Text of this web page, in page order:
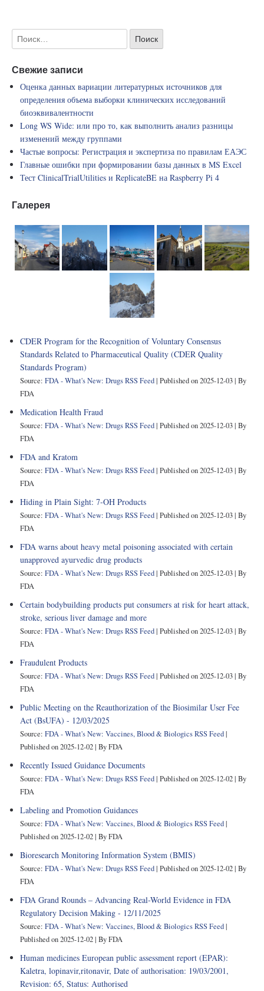
Свежие записи
Оценка данных вариации литературных источников для
определения объема выборки клинических исследований
биоэквивалентности
Long WS Wide: или про то, как выполнить анализ разницы
изменений между группами
Частые вопросы: Регистрация и экспертиза по правилам ЕАЭС
Главные ошибки при формировании базы данных в MS Excel
Тест ClinicalTrialUtilities и ReplicateBE на Raspberry Pi 4
Галерея
CDER Program for the Recognition of Voluntary Consensus
Standards Related to Pharmaceutical Quality (CDER Quality
Standards Program)
Source: FDA - What's New: Drugs RSS Feed Published on 2025-12-03 By
FDA
Medication Health Fraud
Source: FDA - What's New: Drugs RSS Feed Published on 2025-12-03 By
FDA
FDA and Kratom
Source: FDA - What's New: Drugs RSS Feed Published on 2025-12-03 By
FDA
Hiding in Plain Sight: 7-OH Products
Source: FDA - What's New: Drugs RSS Feed Published on 2025-12-03 By
FDA
FDA warns about heavy metal poisoning associated with certain
unapproved ayurvedic drug products
Source: FDA - What's New: Drugs RSS Feed Published on 2025-12-03 By
FDA
Certain bodybuilding products put consumers at risk for heart attack,
stroke, serious liver damage and more
Source: FDA - What's New: Drugs RSS Feed Published on 2025-12-03 By
FDA
Fraudulent Products
Source: FDA - What's New: Drugs RSS Feed Published on 2025-12-03 By
FDA
Public Meeting on the Reauthorization of the Biosimilar User Fee
Act (BsUFA) - 12/03/2025
Source: FDA - What's New: Vaccines, Blood & Biologics RSS Feed
Published on 2025-12-02 By FDA
Recently Issued Guidance Documents
Source: FDA - What's New: Drugs RSS Feed Published on 2025-12-02 By
FDA
Labeling and Promotion Guidances
Source: FDA - What's New: Vaccines, Blood & Biologics RSS Feed
Published on 2025-12-02 By FDA
Bioresearch Monitoring Information System (BMIS)
Source: FDA - What's New: Drugs RSS Feed Published on 2025-12-02 By
FDA
FDA Grand Rounds – Advancing Real-World Evidence in FDA
Regulatory Decision Making - 12/11/2025
Source: FDA - What's New: Vaccines, Blood & Biologics RSS Feed
Published on 2025-12-02 By FDA
Human medicines European public assessment report (EPAR):
Kaletra, lopinavir,ritonavir, Date of authorisation: 19/03/2001,
Revision: 65, Status: Authorised